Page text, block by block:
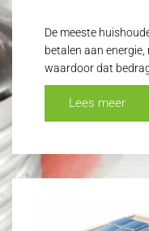
De meeste
betalen aan
waardoor dat
Lees meer